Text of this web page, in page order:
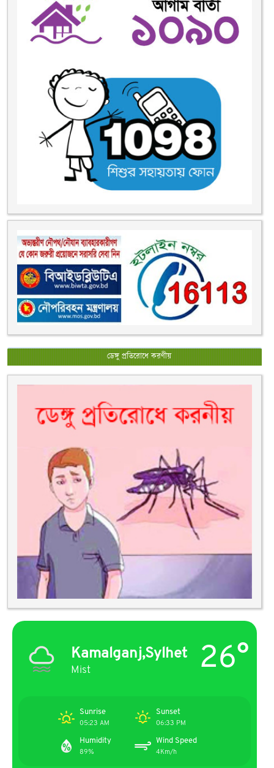
ডেঙ্গু প্রতিরোধে করণীয়
Kamalganj,Sylhet
Mist 26°
Sunrise
05:23 AM
Sunset
06:33 PM
Humidity
89%
Wind Speed
4Km/h